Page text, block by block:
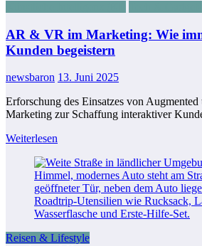
AR & VR im Marketing: Wie
Kunden begeistern
newsbaron 13. Juni 2025
Erforschung des Einsatzes von
Marketing zur Schaffung interaktiver
Weiterlesen
Reisen & Lifestyle